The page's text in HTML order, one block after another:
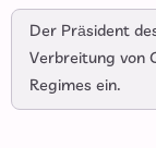
Der Präsident
Verbreitung von
Regimes ein.